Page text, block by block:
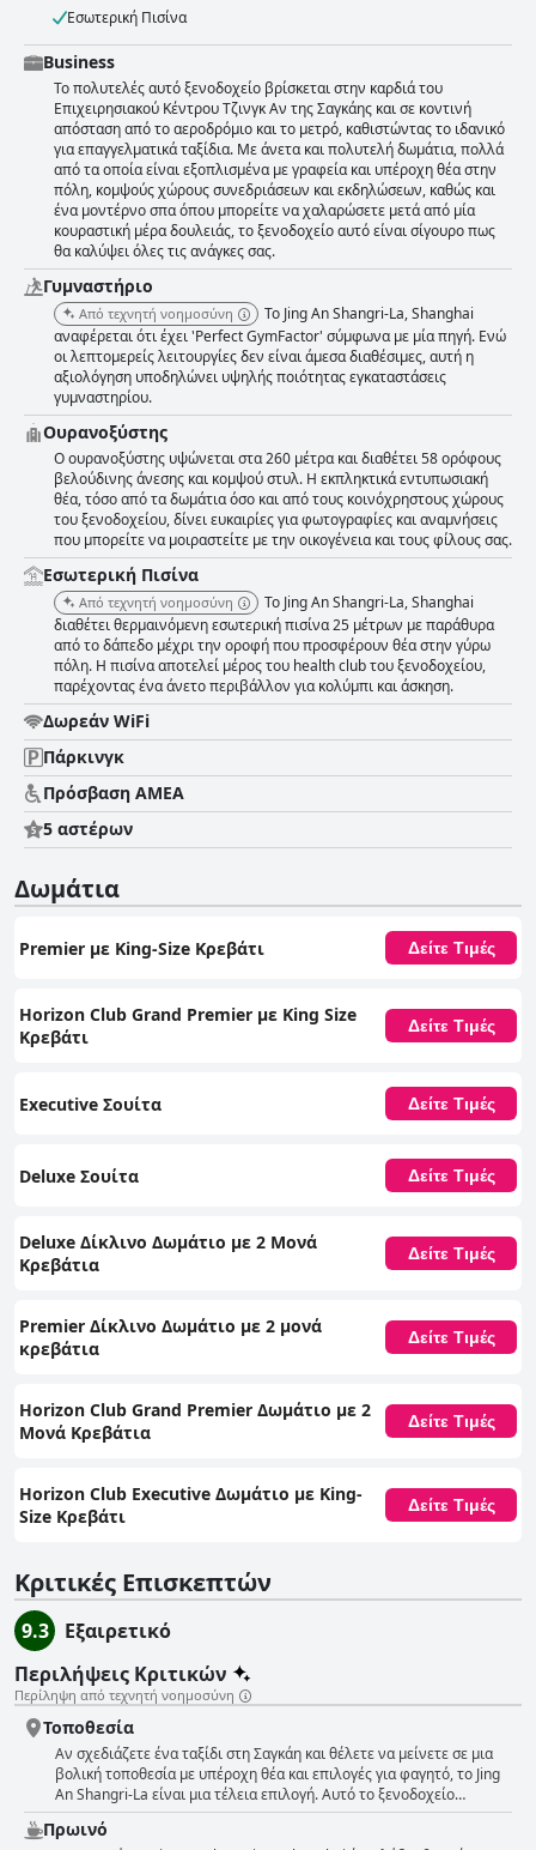
Εσωτερική Πισίνα
Business
Το πολυτελές αυτό ξενοδοχείο βρίσκεται στην καρδιά του
Επιχειρησιακού Κέντρου Τζινγκ Αν της Σαγκάης και σε κοντινή
απόσταση από το αεροδρόμιο και το μετρό, καθιστώντας το ιδανικό
για επαγγελματικά ταξίδια. Με άνετα και πολυτελή δωμάτια, πολλά
από τα οποία είναι εξοπλισμένα με γραφεία και υπέροχη θέα στην
πόλη, κομψούς χώρους συνεδριάσεων και εκδηλώσεων, καθώς και
ένα μοντέρνο σπα όπου μπορείτε να χαλαρώσετε μετά από μία
κουραστική μέρα δουλειάς, το ξενοδοχείο αυτό είναι σίγουρο πως
θα καλύψει όλες τις ανάγκες σας.
Γυμναστήριο
Από τεχνητή νοημοσύνη
Το Jing An Shangri-La, Shanghai
αναφέρεται ότι έχει 'Perfect GymFactor' σύμφωνα με μία πηγή. Ενώ
οι λεπτομερείς λειτουργίες δεν είναι άμεσα διαθέσιμες, αυτή η
αξιολόγηση υποδηλώνει υψηλής ποιότητας εγκαταστάσεις
γυμναστηρίου.
Ουρανοξύστης
Ο ουρανοξύστης υψώνεται στα 260 μέτρα και διαθέτει 58 ορόφους
βελούδινης άνεσης και κομψού στυλ. Η εκπληκτικά εντυπωσιακή
θέα, τόσο από τα δωμάτια όσο και από τους κοινόχρηστους χώρους
του ξενοδοχείου, δίνει ευκαιρίες για φωτογραφίες και αναμνήσεις
που μπορείτε να μοιραστείτε με την οικογένεια και τους φίλους σας.
Εσωτερική Πισίνα
Από τεχνητή νοημοσύνη
Το Jing An Shangri-La, Shanghai
διαθέτει θερμαινόμενη εσωτερική πισίνα 25 μέτρων με παράθυρα
από το δάπεδο μέχρι την οροφή που προσφέρουν θέα στην γύρω
πόλη. Η πισίνα αποτελεί μέρος του health club του ξενοδοχείου,
παρέχοντας ένα άνετο περιβάλλον για κολύμπι και άσκηση.
Δωρεάν WiFi
Πάρκινγκ
Πρόσβαση ΑΜΕΑ
5 αστέρων
Δωμάτια
Premier με King-Size Κρεβάτι Δείτε Τιμές
Horizon Club Grand Premier με King Size
Κρεβάτι
Δείτε Τιμές
Executive Σουίτα Δείτε Τιμές
Deluxe Σουίτα Δείτε Τιμές
Deluxe Δίκλινο Δωμάτιο με 2 Μονά
Κρεβάτια
Δείτε Τιμές
Premier Δίκλινο Δωμάτιο με 2 μονά
κρεβάτια
Δείτε Τιμές
Horizon Club Grand Premier Δωμάτιο με 2
Μονά Κρεβάτια
Δείτε Τιμές
Horizon Club Executive Δωμάτιο με King-
Size Κρεβάτι
Δείτε Τιμές
Κριτικές Επισκεπτών
9.3
Εξαιρετικό
Περιλήψεις Κριτικών
Περίληψη από τεχνητή νοημοσύνη
Τοποθεσία
Αν σχεδιάζετε ένα ταξίδι στη Σαγκάη και θέλετε να μείνετε σε μια
βολική τοποθεσία με υπέροχη θέα και επιλογές για φαγητό, το Jing
An Shangri-La είναι μια τέλεια επιλογή. Αυτό το ξενοδοχείο
βρίσκεται ακριβώς πάνω από το σταθμό Jing'an Temple της γραμμής
7 του μετρό, γεγονός που καθιστά τη μεταφορά πολύ εύκολη. Οι
Πρωινό